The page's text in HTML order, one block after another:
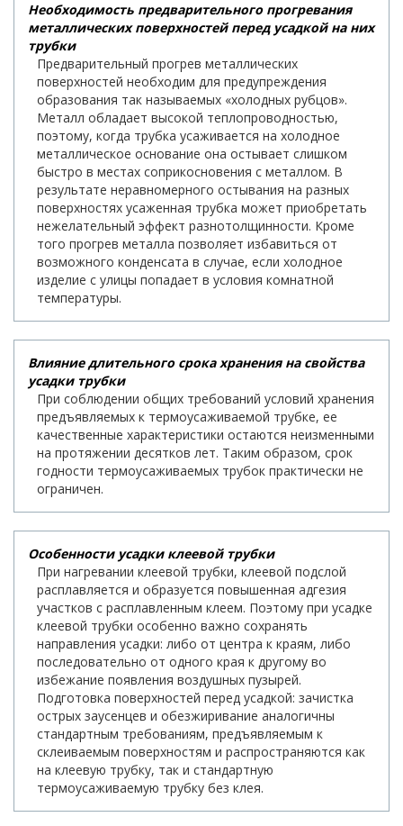
Необходимость предварительного прогревания
металлических поверхностей перед усадкой на них
трубки
Предварительный прогрев металлических
поверхностей необходим для предупреждения
образования так называемых «холодных рубцов».
Металл обладает высокой теплопроводностью,
поэтому, когда трубка усаживается на холодное
металлическое основание она остывает слишком
быстро в местах соприкосновения с металлом. В
результате неравномерного остывания на разных
поверхностях усаженная трубка может приобретать
нежелательный эффект разнотолщинности. Кроме
того прогрев металла позволяет избавиться от
возможного конденсата в случае, если холодное
изделие с улицы попадает в условия комнатной
температуры.
Влияние длительного срока хранения на свойства
усадки трубки
При соблюдении общих требований условий хранения
предъявляемых к термоусаживаемой трубке, ее
качественные характеристики остаются неизменными
на протяжении десятков лет. Таким образом, срок
годности термоусаживаемых трубок практически не
ограничен.
Особенности усадки клеевой трубки
При нагревании клеевой трубки, клеевой подслой
расплавляется и образуется повышенная адгезия
участков с расплавленным клеем. Поэтому при усадке
клеевой трубки особенно важно сохранять
направления усадки: либо от центра к краям, либо
последовательно от одного края к другому во
избежание появления воздушных пузырей.
Подготовка поверхностей перед усадкой: зачистка
острых заусенцев и обезжиривание аналогичны
стандартным требованиям, предъявляемым к
склеиваемым поверхностям и распространяются как
на клеевую трубку, так и стандартную
термоусаживаемую трубку без клея.